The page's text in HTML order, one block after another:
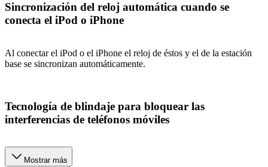
Sincronización del reloj automática cuando se
conecta el iPod o iPhone
Al conectar el iPod o el iPhone el reloj de éstos y el de la estación
base se sincronizan automáticamente.
Tecnología de blindaje para bloquear las
interferencias de teléfonos móviles
Mostrar más